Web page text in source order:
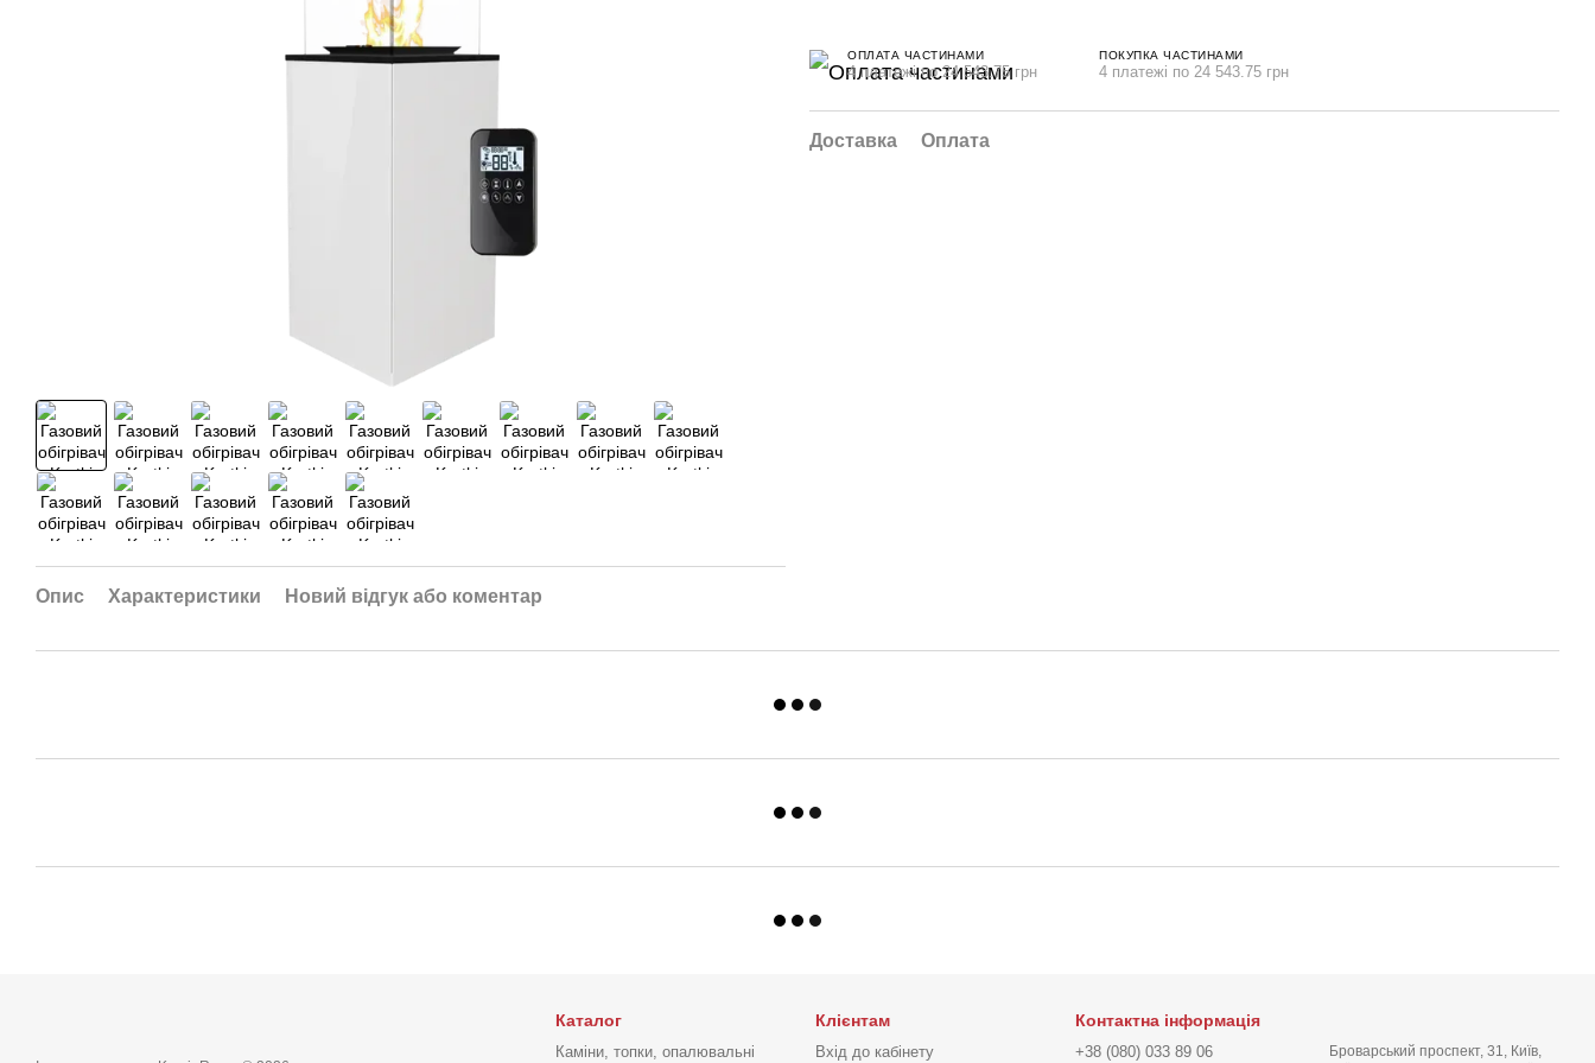
Опис Характеристики Новий відгук або коментар
ОПЛАТА ЧАСТИНАМИ
4 платежі по 24 543.75 грн
ПОКУПКА ЧАСТИНАМИ
4 платежі по 24 543.75 грн
Доставка Оплата
Каталог
Каміни, топки, опалювальні
Клієнтам
Вхід до кабінету
Контактна інформація
+38 (080) 033 89 06
Броварський проспект, 31, Київ,